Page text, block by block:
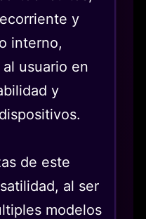
y
interno,
usuario en
y
de este
al ser
modelos